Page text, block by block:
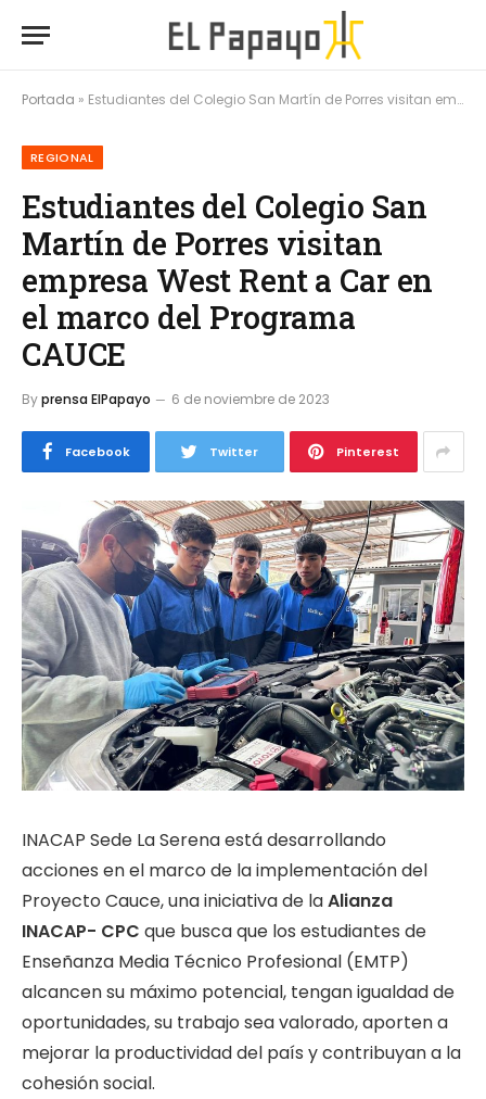
Portada » Estudiantes del Colegio San Martín de Porres visitan empresa West Rent a Car en el marco del Programa CAUCE
REGIONAL
Estudiantes del Colegio San
Martín de Porres visitan
empresa West Rent a Car en
el marco del Programa
CAUCE
Byprensa ElPapayo 6 de noviembre de 2023
Facebook Twitter Pinterest
INACAP Sede La Serena está desarrollando
acciones en el marco de la implementación del
Proyecto Cauce, una iniciativa de laAlianza
INACAP- CPC que busca que los estudiantes de
Enseñanza Media Técnico Profesional (EMTP)
alcancen su máximo potencial, tengan igualdad de
oportunidades, su trabajo sea valorado, aporten a
mejorar la productividad del país y contribuyan a la
cohesión social.